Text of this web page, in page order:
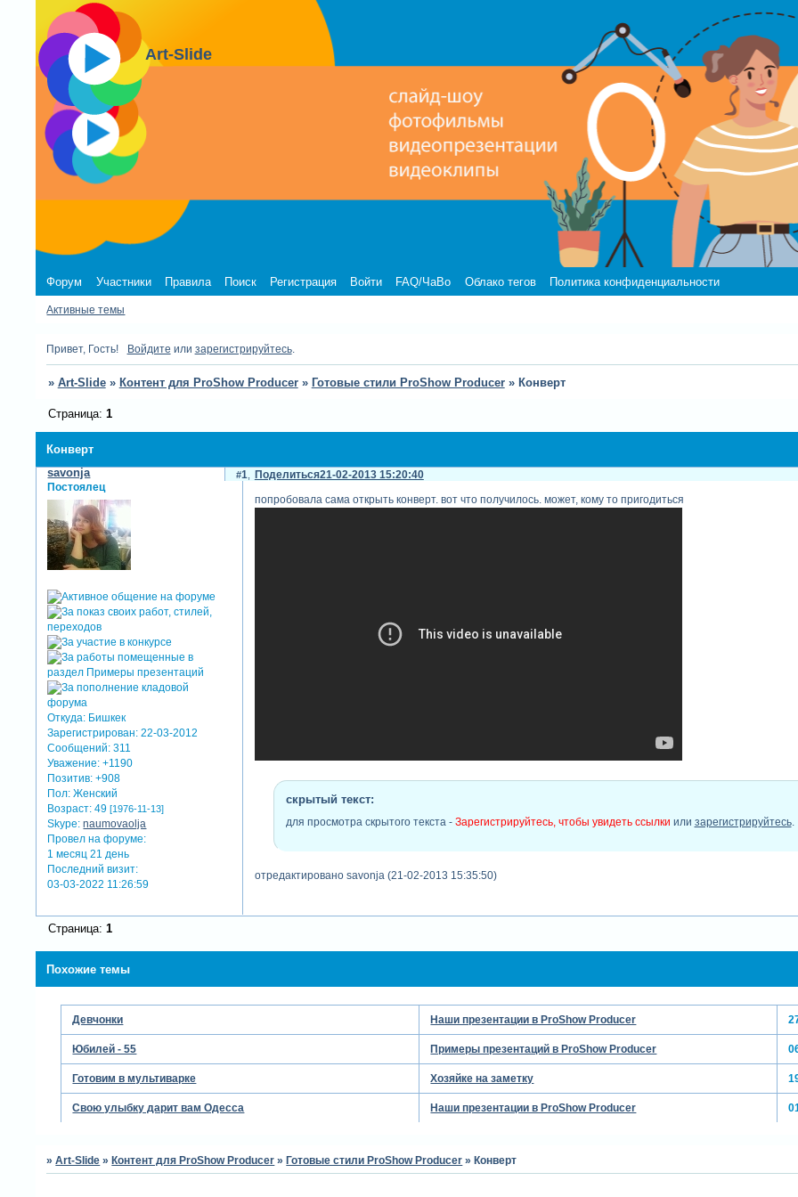
Art-Slide
Форум Участники Правила Поиск Регистрация Войти FAQ/ЧаВо Облако тегов Политика конфиденциальности
Активные темы
Привет, Гость! Войдите или зарегистрируйтесь.
» Art-Slide » Контент для ProShow Producer » Готовые стили ProShow Producer » Конверт
Конверт
Страница: 1
Поделиться
1 21-02-2013 15:20:40
savonja
Постоялец
Откуда: Бишкек
Зарегистрирован: 22-03-2012
Сообщений: 311
Уважение: +1190
Позитив: +908
Пол: Женский
Возраст: 49[1976-11-13]
Skype: naumovaolja
Провел на форуме:
1 месяц 21 день
Последний визит:
03-03-2022 11:26:59
попробовала сама открыть конверт. вот что получилось. может, кому то пригодиться
скрытый текст:
для просмотра скрытого текста - Зарегистрируйтесь, чтобы увидеть ссылки или зарегистрируйтесь.
отредактировано savonja (21-02-2013 15:35:50)
Страница: 1
Похожие темы
Девчонки Наши презентации в ProShow Producer
Юбилей - 55 Примеры презентаций в ProShow Producer
Готовим в мультиварке Хозяйке на заметку
Свою улыбку дарит вам Одесса Наши презентации в ProShow Producer
»Art-Slide »Контент для ProShow Producer »Готовые стили ProShow Producer »Конверт